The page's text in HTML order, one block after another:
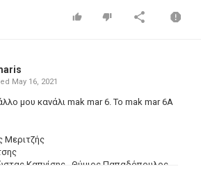
May 16, 2021
μου κανάλι mak mar 6. Το mak mar 6A
Μεριτζής
Καπνίσης , Θύμιος Παπαδόπουλος